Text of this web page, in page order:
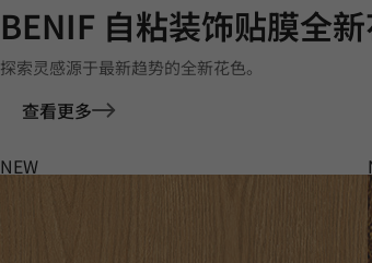
BENIF 自粘装饰贴膜全
探索灵感源于最新趋势的全新花色。
查看更多
NEW